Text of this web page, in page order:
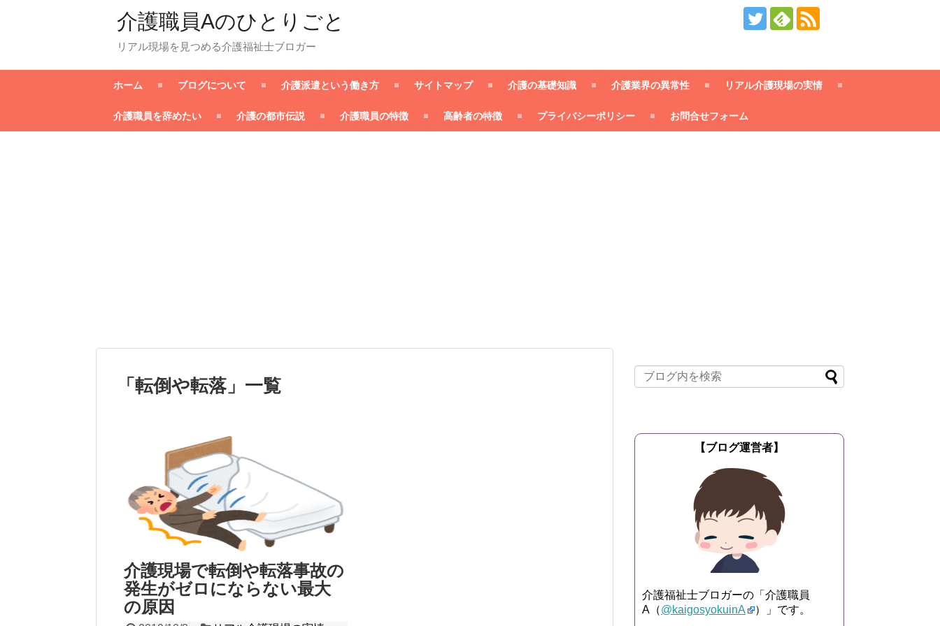
介護職員Aのひとりごと
リアル現場を見つめる介護福祉士ブロガー
ホーム ブログについて 介護派遣という働き方 サイトマップ 介護の基礎知識 介護業界の異常性 リアル介護現場の実情
介護職員を辞めたい 介護の都市伝説 介護職員の特徴 高齢者の特徴 プライバシーポリシー お問合せフォーム
「 転倒や転落 」 一覧
介護現場で転倒や転落事故の
発生がゼロにならない最大
の原因
【ブログ運営者】
介護福祉士ブロガーの「介護職員
A（@kaigosyokuinA ）」です。